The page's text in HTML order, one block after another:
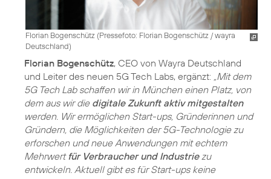
Florian Bogenschütz (Pressefoto: Florian Bogenschütz / wayra
Deutschland)
Florian Bogenschütz, CEO von Wayra Deutschland
und Leiter des neuen 5G Tech Labs, ergänzt: „Mit dem
5G Tech Lab schaffen wir in München einen Platz, von
dem aus wir die digitale Zukunft aktiv mitgestalten
werden. Wir ermöglichen Start-ups, Gründerinnen und
Gründern, die Möglichkeiten der 5G-Technologie zu
erforschen und neue Anwendungen mit echtem
Mehrwert für Verbraucher und Industriezu
entwickeln. Aktuell gibt es für Start-ups keine